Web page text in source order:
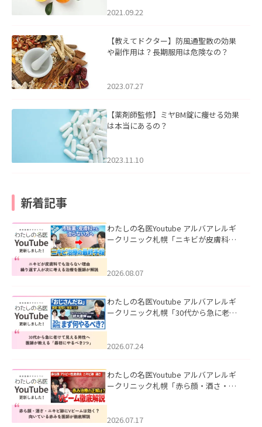
2021.09.22
【教えてドクター】防風通聖散の効果
や副作用は？長期服用は危険なの？
2023.07.27
【薬剤師監修】ミヤBM錠に痩せる効果
は本当にあるの？
2023.11.10
新着記事
わたしの名医Youtube アルバアレルギ
ークリニック札幌「ニキビが皮膚科で
ました。
2026.08.07
わたしの名医Youtube アルバアレルギ
ークリニック札幌「30代から急に老け
た。
2026.07.24
わたしの名医Youtube アルバアレルギ
ークリニック札幌「赤ら顔・酒さ・ニ
した。
2026.07.17